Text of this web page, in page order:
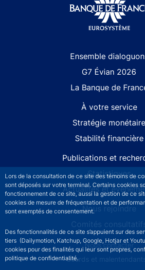
Lors de la consultation de ce site des témoins de
sont déposés sur votre terminal. Certains cookies
fonctionnement de ce site, aussi la gestion de ce
cookies de mesure de fréquentation et de
sont exemptés de consentement.
Des fonctionnalités de ce site s’appuient sur des
tiers (Dailymotion, Katchup, Google, Hotjar et
cookies pour des finalités qui leur sont propres,
politique de confidentialité.
Ensemble
G7 Évian 2026
La Banque de
À votre service
Stratégie monétaire
Stabilité financière
Publications et
Statistiques
Actualités et
Nous rejoindre
Comités
Footer secondary menuNous contacter
Sourds et